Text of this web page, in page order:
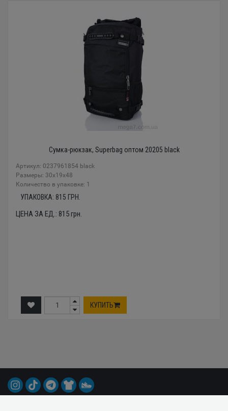
Сумка-рюкзак, Superbag оптом 20205 black
Артикул: 0237961854 black
Размеры: 30x19x48
Количество в упаковке: 1
УПАКОВКА: 815 ГРН.
ЦЕНА ЗА ЕД.: 815грн.
КУПИТЬ